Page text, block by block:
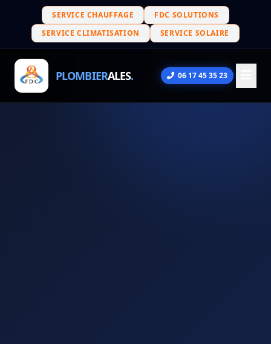
SERVICE CHAUFFAGE
FDC SOLUTIONS
SERVICE CLIMATISATION
SERVICE SOLAIRE
PLOMBIERALES. 06 17 45 35 23